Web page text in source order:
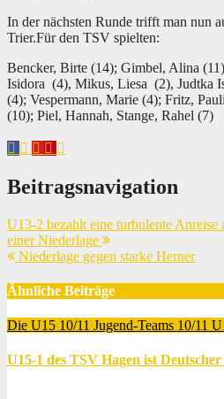
In der nächsten Runde trifft man nun
Trier.Für den TSV spielten:
Bencker, Birte (14); Gimbel, Alina
Isidora (4), Mikus, Liesa (2), Judtka
(4); Vespermann, Marie (4); Fritz,
(10); Piel, Hannah, Stange, Rahel (7)
Beitragsnavigation
U13-2 bezahlt eine turbulente
einer Niederlage
Niederlage gegen starke Herner
Ähnliche Beiträge
Die U15 10/11 Jugend-Teams 10/11
U15-1 des TSV Hagen ist